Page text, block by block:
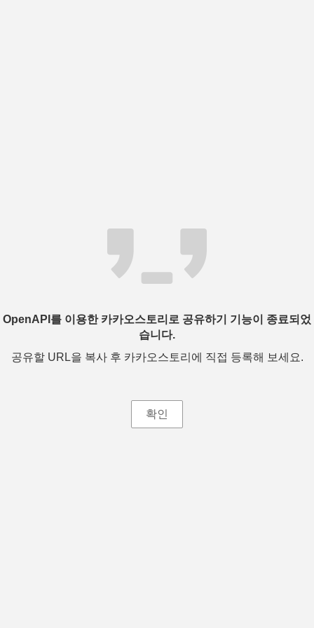
OpenAPI를 이용한 카카오스토리로 공유하기 기능이 종료되었
습니다.
공유할 URL을 복사 후 카카오스토리에 직접 등록해 보세요.
확인